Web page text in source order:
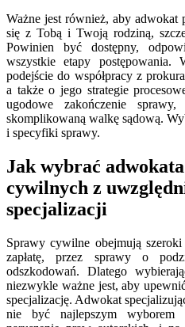
Ważne jest również, aby adwokat
się z Tobą i Twoją rodziną,
Powinien być dostępny,
wszystkie etapy
podejście do współpracy z
a także o jego strategie
ugodowe zakończenie
skomplikowaną walkę sądową.
i specyfiki sprawy.
Jak wybrać
cywilnych z
specjalizacji
Sprawy cywilne obejmują
zapłatę, przez sprawy o
odszkodowań. Dlatego
niezwykle ważne jest, aby
specjalizację. Adwokat
nie być najlepszym wyborem